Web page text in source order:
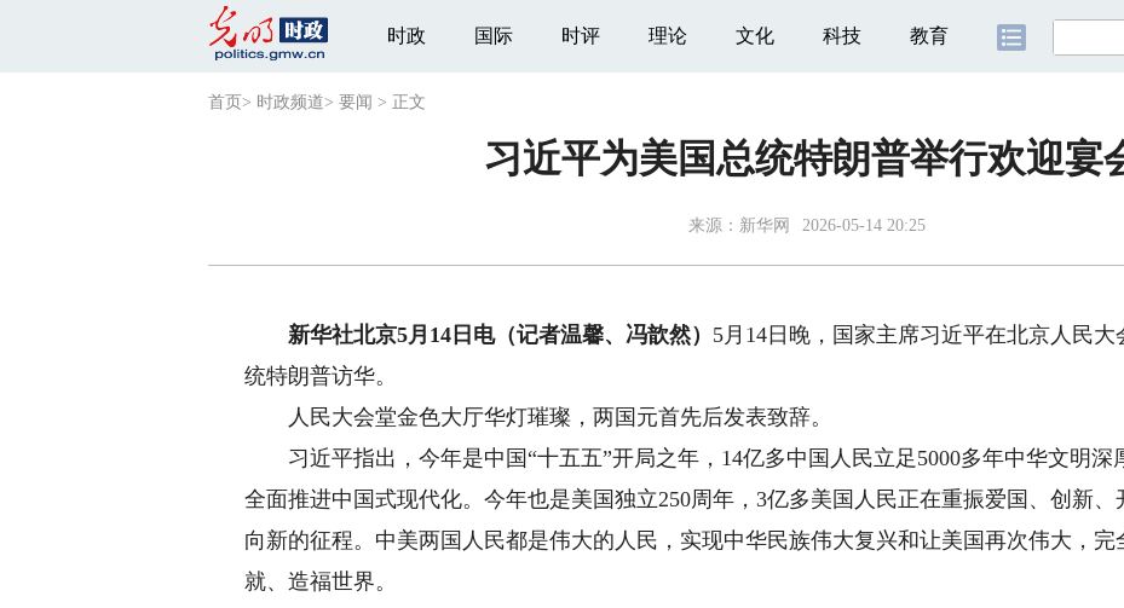
时政 国际 时评 理论 文化 科技 教育
首页 > 时政频道> 要闻 > 正文
习近平为美国总统特朗普举行欢迎宴
来源： 新华网 2026-05-14 20:25
新华社北京5月14日电（记者温馨、冯歆然） 5月14日晚，国家主席习近平在北京人民
统特朗普访华。
人民大会堂金色大厅华灯璀璨，两国元首先后发表致辞。
习近平指出，今年是中国“十五五”开局之年，14亿多中国人民立足5000多年中华文明深
全面推进中国式现代化。今年也是美国独立250周年，3亿多美国人民正在重振爱国、创新
向新的征程。中美两国人民都是伟大的人民，实现中华民族伟大复兴和让美国再次伟大，
就、造福世界。